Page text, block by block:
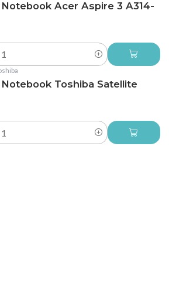
Acer Aspire 3 A314-
Toshiba Satellite